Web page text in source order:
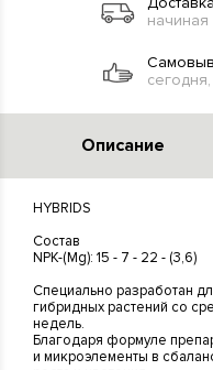
начиная
Описание
HYBRIDS
Состав
NРК-(Mg): 15 - 7 - 22 - (3,6)
Специально разработан
гибридных растений со
недель.
Благодаря формуле
и микроэлементы в